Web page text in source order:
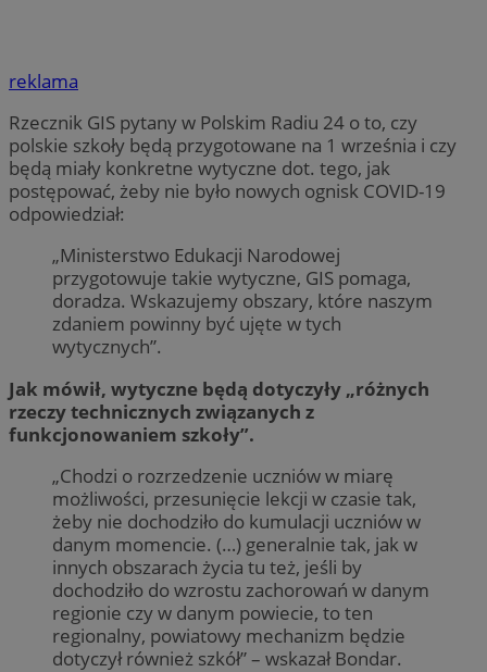
reklama
Rzecznik GIS pytany w Polskim Radiu 24 o to, czy
polskie szkoły będą przygotowane na 1 września i czy
będą miały konkretne wytyczne dot. tego, jak
postępować, żeby nie było nowych ognisk COVID-19
odpowiedział:
„Ministerstwo Edukacji Narodowej
przygotowuje takie wytyczne, GIS pomaga,
doradza. Wskazujemy obszary, które naszym
zdaniem powinny być ujęte w tych
wytycznych”.
Jak mówił, wytyczne będą dotyczyły „różnych
rzeczy technicznych związanych z
funkcjonowaniem szkoły”.
„Chodzi o rozrzedzenie uczniów w miarę
możliwości, przesunięcie lekcji w czasie tak,
żeby nie dochodziło do kumulacji uczniów w
danym momencie. (…) generalnie tak, jak w
innych obszarach życia tu też, jeśli by
dochodziło do wzrostu zachorowań w danym
regionie czy w danym powiecie, to ten
regionalny, powiatowy mechanizm będzie
dotyczył również szkół” – wskazał Bondar.